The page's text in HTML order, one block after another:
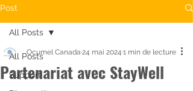
Post
All Posts
Support
All Posts
Partenariat avec StayWell
Ocumel Canada 24 mai 2024 1 min de lecture